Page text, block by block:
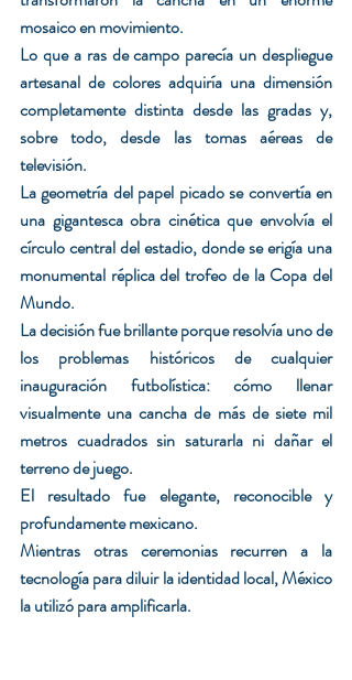
mosaico en movimiento.
Lo que a ras de campo parecía un despliegue
artesanal de colores adquiría una dimensión
completamente distinta desde las gradas y,
sobre todo, desde las tomas aéreas de
televisión.
La geometría del papel picado se convertía en
una gigantesca obra cinética que envolvía el
círculo central del estadio, donde se erigía una
monumental réplica del trofeo de la Copa del
Mundo.
La decisión fue brillante porque resolvía uno de
los problemas históricos de cualquier
inauguración futbolística: cómo llenar
visualmente una cancha de más de siete mil
metros cuadrados sin saturarla ni dañar el
terreno de juego.
El resultado fue elegante, reconocible y
profundamente mexicano.
Mientras otras ceremonias recurren a la
tecnología para diluir la identidad local, México
la utilizó para amplificarla.